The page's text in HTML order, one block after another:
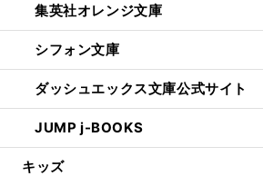
集英社オレンジ文庫
シフォン文庫
ダッシュエックス文庫公式サイト
JUMP j-BOOKS
キッズ